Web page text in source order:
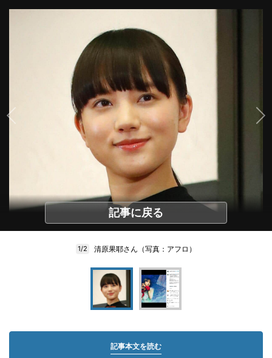
記事に戻る
1/2 清原果耶さん（写真：アフロ）
記事本文を読む